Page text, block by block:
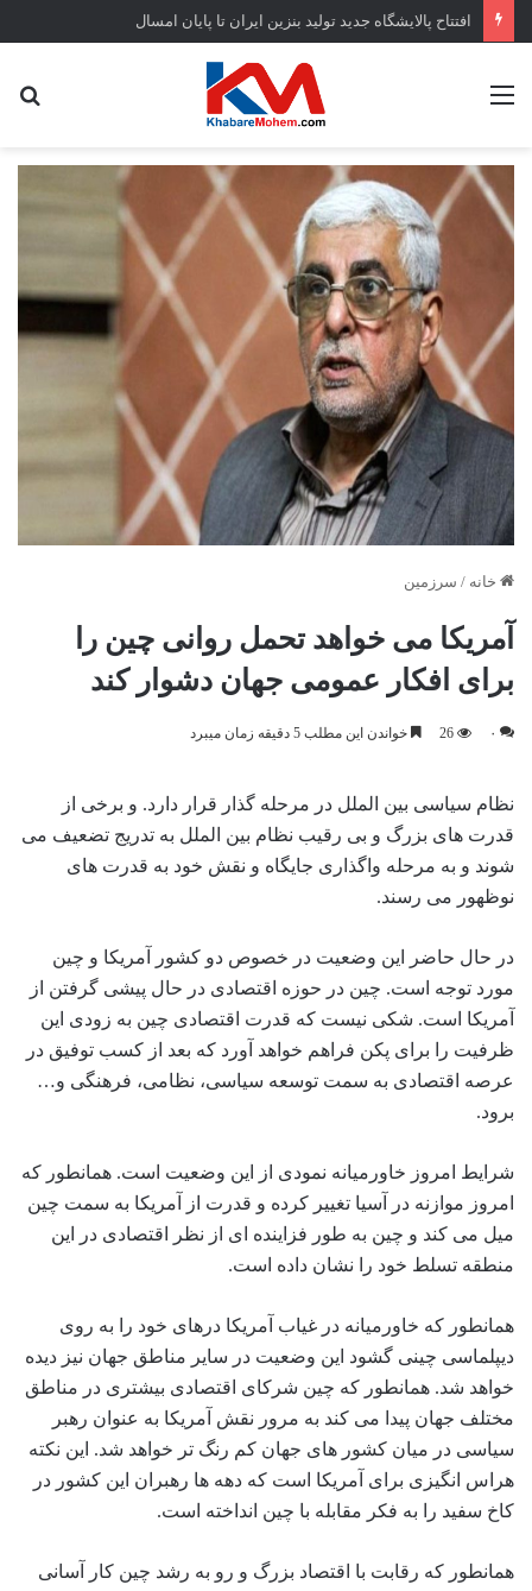
افتتاح ‌پالایشگاه جدید تولید بنزین ایران تا پایان امسال
منو
خانه / سرزمین
آمریکا می خواهد تحمل روانی چین را
برای افکار عمومی جهان دشوار کند
۰ 26 خواندن این مطلب 5 دقیقه زمان میبرد
نظام سیاسی بین الملل در مرحله گذار قرار دارد. و برخی از
قدرت های بزرگ و بی رقیب نظام بین ‌الملل به تدریج تضعیف می
شوند و به مرحله واگذاری جایگاه و نقش خود به قدرت های
نوظهور می رسند.
در حال حاضر این وضعیت در خصوص دو کشور آمریکا و چین
مورد توجه است. چین در حوزه اقتصادی در حال پیشی گرفتن از
آمریکا است. شکی نیست که قدرت اقتصادی چین به زودی این
ظرفیت را برای پکن فراهم خواهد آورد که بعد از کسب توفیق در
عرصه اقتصادی به سمت توسعه سیاسی، نظامی، فرهنگی و…
برود.
شرایط امروز خاورمیانه نمودی از این وضعیت است. همانطور که
امروز موازنه در آسیا تغییر کرده و قدرت از آمریکا به سمت چین
میل می کند و چین به طور فزاینده‌ ای از نظر اقتصادی در این
منطقه تسلط خود را نشان داده است.
همانطور که خاورمیانه در غیاب آمریکا درهای خود را به روی
دیپلماسی چینی گشود این وضعیت در سایر مناطق جهان نیز دیده
خواهد شد. همانطور که چین شرکای اقتصادی بیشتری در مناطق
مختلف جهان پیدا می کند به مرور نقش آمریکا به عنوان رهبر
سیاسی در میان کشور های جهان کم رنگ تر خواهد شد. این نکته
هراس انگیزی برای آمریکا است که دهه ها رهبران این کشور در
کاخ سفید را به فکر مقابله با چین انداخته است.
همانطور که رقابت با اقتصاد بزرگ و رو به رشد چین کار آسانی